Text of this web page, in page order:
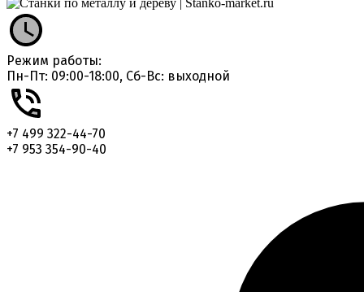
Режим работы:
Пн-Пт: 09:00-18:00, Сб-Вс: выходной
+7 499 322-44-70
+7 953 354-90-40